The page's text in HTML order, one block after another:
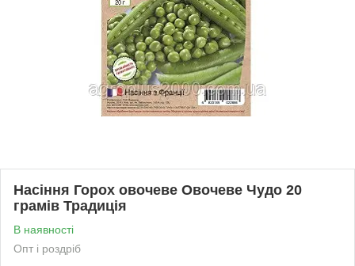
Насіння Горох овочеве Овочеве Чудо 20
грамів Традиція
В наявності
Опт і роздріб